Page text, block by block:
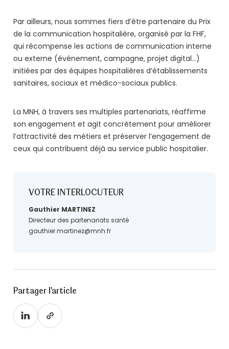
Par ailleurs, nous sommes fiers d’être partenaire du Prix
de la communication hospitalière, organisé par la FHF,
qui récompense les actions de communication interne
ou externe (événement, campagne, projet digital…)
initiées par des équipes hospitalières d’établissements
sanitaires, sociaux et médico-sociaux publics.
La MNH, à travers ses multiples partenariats, réaffirme
son engagement et agit concrètement pour améliorer
l’attractivité des métiers et préserver l’engagement de
ceux qui contribuent déjà au service public hospitalier.
VOTRE INTERLOCUTEUR
Gauthier MARTINEZ
Directeur des partenariats santé
gauthier.martinez@mnh.fr
Partager l'article